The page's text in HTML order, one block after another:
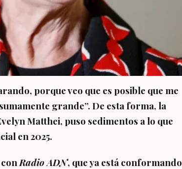
porque veo que es posible que me
grande”. De esta forma, la
Matthei, puso sedimentos a lo que
en 2025.
conRadio ADN, que ya está conformando